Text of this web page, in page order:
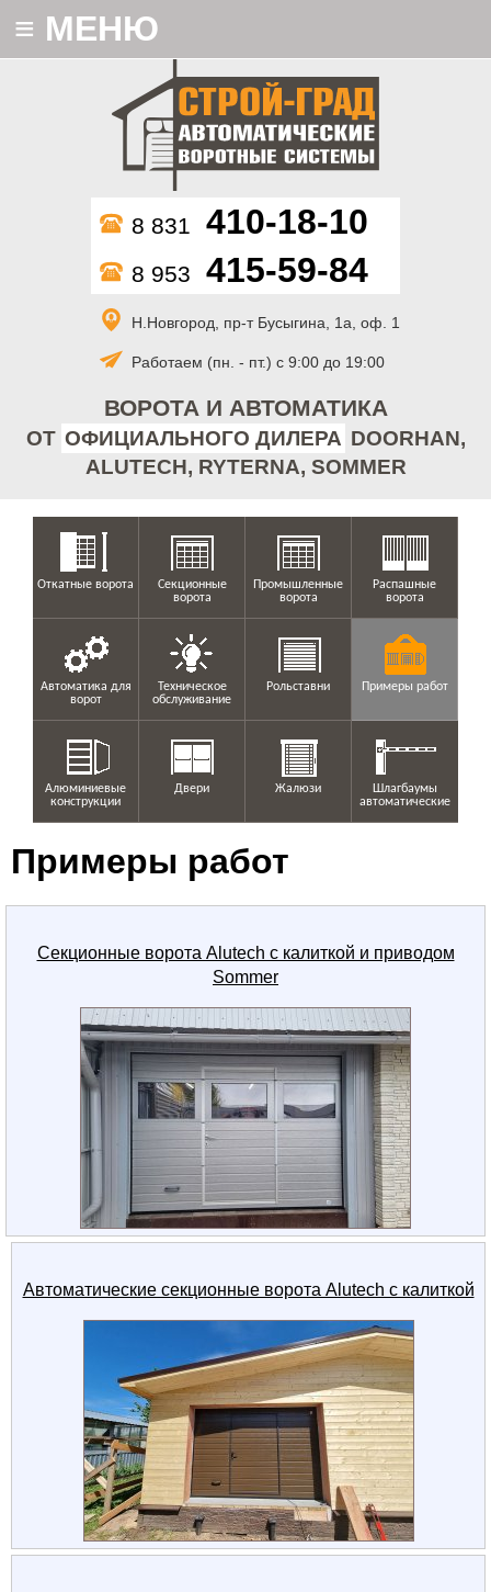
ВОРОТА И АВТОМАТИКА
ОТ ОФИЦИАЛЬНОГО ДИЛЕРА DOORHAN,
ALUTECH, RYTERNA, SOMMER
8 831 410-18-10
8 953 415-59-84
Н.Новгород, пр-т Бусыгина, 1а, оф. 1
Работаем (пн. - пт.) с 9:00 до 19:00
≡ МЕНЮ
Откатные ворота
Секционные
ворота
Промышленные
ворота
Распашные
ворота
Автоматика для
ворот
Техническое
обслуживание
Рольставни Примеры работ
Алюминиевые
конструкции
Двери Жалюзи
Шлагбаумы
автоматические
Примеры работ
Секционные ворота Alutech с калиткой и приводом
Sommer
Автоматические секционные ворота Alutech с калиткой